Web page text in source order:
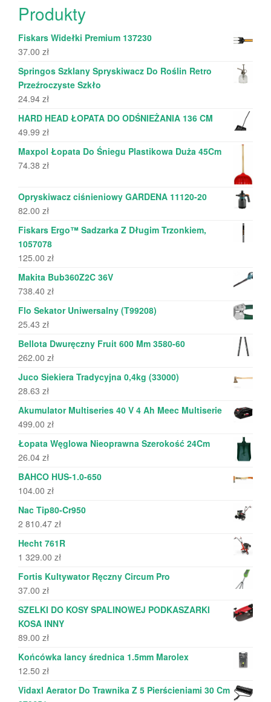
Produkty
Fiskars Widełki Premium 137230
37.00 zł
Springos Szklany Spryskiwacz Do Roślin Retro
Przeźroczyste Szkło
24.94 zł
HARD HEAD ŁOPATA DO ODŚNIEŻANIA 136 CM
49.99 zł
Maxpol Łopata Do Śniegu Plastikowa Duża 45Cm
74.38 zł
Opryskiwacz ciśnieniowy GARDENA 11120-20
82.00 zł
Fiskars Ergo™ Sadzarka Z Długim Trzonkiem,
1057078
125.00 zł
Makita Bub360Z2C 36V
738.40 zł
Flo Sekator Uniwersalny (T99208)
25.43 zł
Bellota Dwuręczny Fruit 600 Mm 3580-60
262.00 zł
Juco Siekiera Tradycyjna 0,4kg (33000)
28.63 zł
Akumulator Multiseries 40 V 4 Ah Meec Multiserie
499.00 zł
Łopata Węglowa Nieoprawna Szerokość 24Cm
26.04 zł
BAHCO HUS-1.0-650
104.00 zł
Nac Tip80-Cr950
2 810.47 zł
Hecht 761R
1 329.00 zł
Fortis Kultywator Ręczny Circum Pro
37.00 zł
SZELKI DO KOSY SPALINOWEJ PODKASZARKI
KOSA INNY
89.00 zł
Końcówka lancy średnica 1.5mm Marolex
12.50 zł
Vidaxl Aerator Do Trawnika Z 5 Pierścieniami 30 Cm